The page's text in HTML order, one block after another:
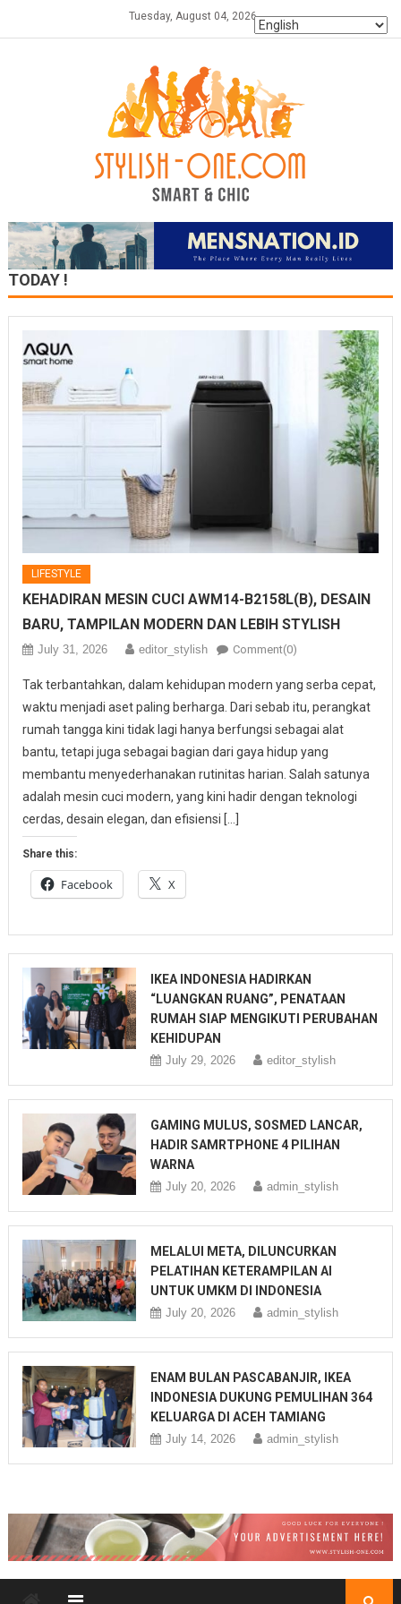
Tuesday, August 04, 2026
TODAY !
LIFESTYLE
KEHADIRAN MESIN CUCI AWM14-B2158L(B), DESAIN
BARU, TAMPILAN MODERN DAN LEBIH STYLISH
July 31, 2026 editor_stylish Comment(0)
Tak terbantahkan, dalam kehidupan modern yang serba cepat,
waktu menjadi aset paling berharga. Dari sebab itu, perangkat
rumah tangga kini tidak lagi hanya berfungsi sebagai alat
bantu, tetapi juga sebagai bagian dari gaya hidup yang
membantu menyederhanakan rutinitas harian. Salah satunya
adalah mesin cuci modern, yang kini hadir dengan teknologi
cerdas, desain elegan, dan efisiensi […]
Share this:
Facebook X
IKEA INDONESIA HADIRKAN
“LUANGKAN RUANG”, PENATAAN
RUMAH SIAP MENGIKUTI PERUBAHAN
KEHIDUPAN
July 29, 2026 editor_stylish
GAMING MULUS, SOSMED LANCAR,
HADIR SAMRTPHONE 4 PILIHAN
WARNA
July 20, 2026 admin_stylish
MELALUI META, DILUNCURKAN
PELATIHAN KETERAMPILAN AI
UNTUK UMKM DI INDONESIA
July 20, 2026 admin_stylish
ENAM BULAN PASCABANJIR, IKEA
INDONESIA DUKUNG PEMULIHAN 364
KELUARGA DI ACEH TAMIANG
July 14, 2026 admin_stylish